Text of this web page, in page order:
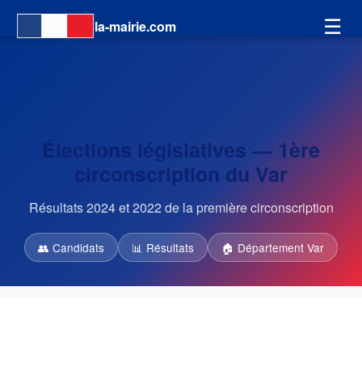
la-mairie.com ☰
Élections législatives — 1ère
circonscription du Var
Résultats 2024 et 2022 de la première circonscription
👥 Candidats 📊 Résultats 🏠 Département Var